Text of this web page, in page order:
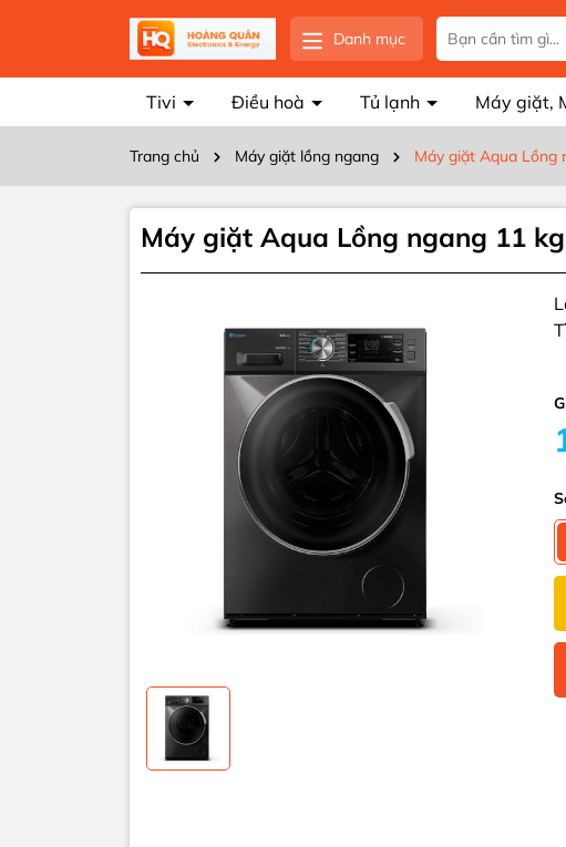
Danh mục
Tivi Điều hoà Tủ lạnh Máy giặt,
Trang chủ Máy giặt lồng ngang Máy giặt Aqua Lồng
Máy giặt Aqua Lồng ngang 11